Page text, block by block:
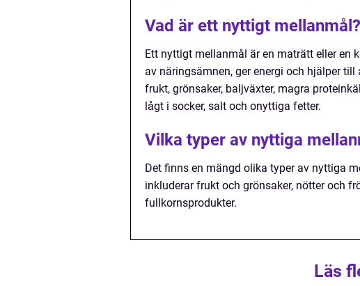
Vad är ett nyttigt mellanmål?
Ett nyttigt mellanmål är en maträtt eller en
av näringsämnen, ger energi och hjälper
frukt, grönsaker, baljväxter, magra
lågt i socker, salt och onyttiga fetter.
Vilka typer av nyttiga
Det finns en mängd olika typer av nyttiga
inkluderar frukt och grönsaker, nötter och
fullkornsprodukter.
Läs